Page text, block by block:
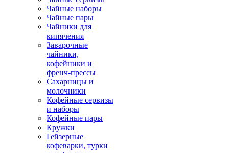
Чайные наборы
Чайные пары
Чайники для
кипячения
Заварочные
чайники,
кофейники и
френч-прессы
Сахарницы и
молочники
Кофейные сервизы
и наборы
Кофейные пары
Кружки
Гейзерные
кофеварки, турки